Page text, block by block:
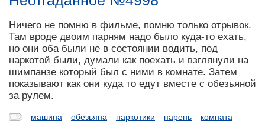
Ничего не помню в фильме, помню только отрывок.
Там вроде двоим парням надо было куда-то ехать,
но они оба были не в состоянии водить, под
наркотой были, думали как поехать и взглянули на
шимпанзе который был с ними в комнате. Затем
показывают как они куда то едут вместе с обезьяной
за рулем.
машина обезьяна наркотики парень комната